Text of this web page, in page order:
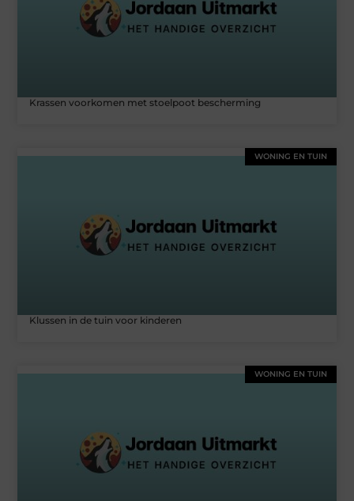
Krassen voorkomen met stoelpoot bescherming
WONING EN TUIN
Klussen in de tuin voor kinderen
WONING EN TUIN